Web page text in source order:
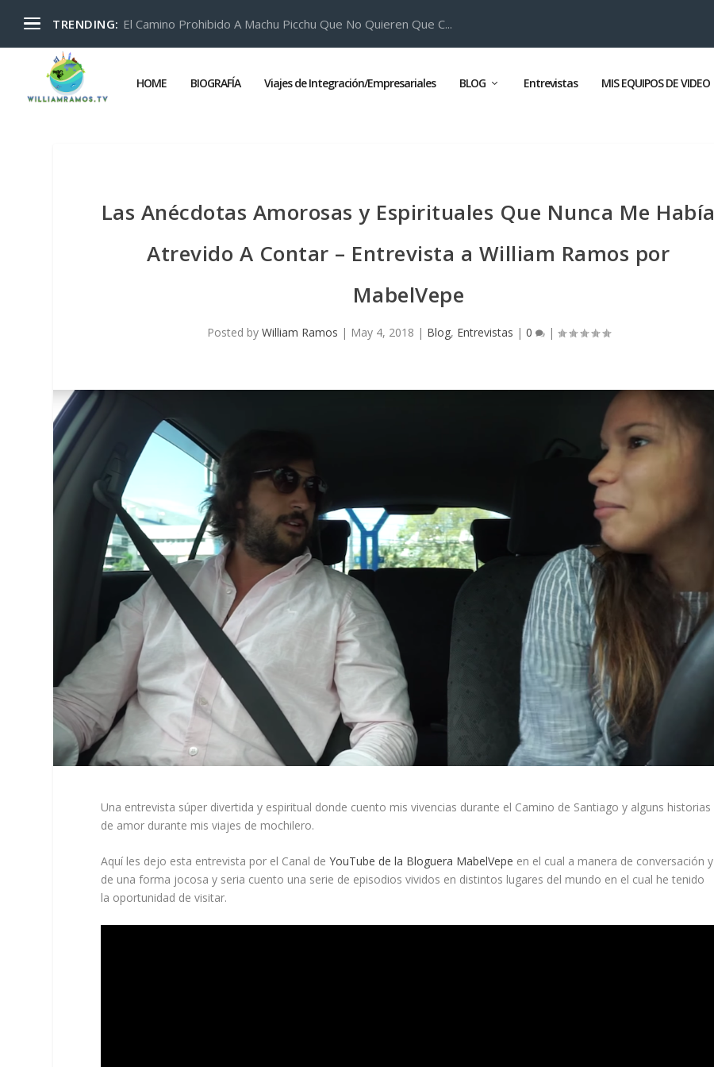
TRENDING: El Camino Prohibido A Machu Picchu Que No Quieren Que C...
HOME BIOGRAFÍA Viajes de Integración/Empresariales BLOG Entrevistas MIS EQUIPOS DE VIDEO
Las Anécdotas Amorosas y Espirituales Que Nunca Me Había
Atrevido A Contar – Entrevista a William Ramos por
MabelVepe
Posted by William Ramos | May 4, 2018 | Blog, Entrevistas | 0 |
Una entrevista súper divertida y espiritual donde cuento mis vivencias durante el Camino de Santiago y alguns historias
de amor durante mis viajes de mochilero.
Aquí les dejo esta entrevista por el Canal deYouTube de la Bloguera MabelVepe en el cual a manera de conversación y
de una forma jocosa y seria cuento una serie de episodios vividos en distintos lugares del mundo en el cual he tenido
la oportunidad de visitar.